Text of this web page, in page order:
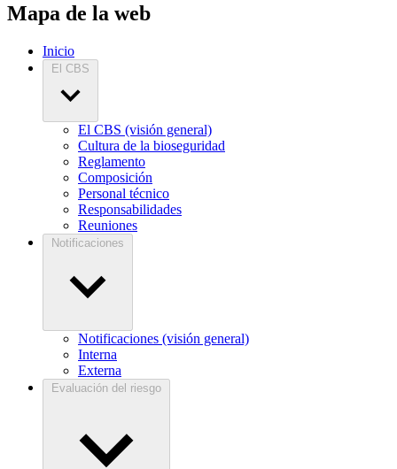
Mapa de la web
Inicio
El CBS
El CBS (visión general)
Cultura de la bioseguridad
Reglamento
Composición
Personal técnico
Responsabilidades
Reuniones
Notificaciones
Notificaciones (visión general)
Interna
Externa
Evaluación del riesgo